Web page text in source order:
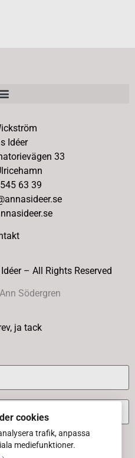
Idéer
33
63 39
– All Rights Reserved
Södergren
ja tack
cookies
trafik, anpassa
mediefunktioner.